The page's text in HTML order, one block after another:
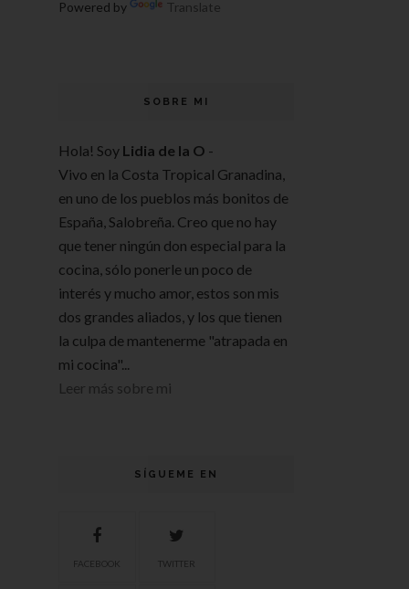
Powered by Translate
SOBRE MI
Hola! Soy Lidia de la O -
Vivo en la Costa Tropical Granadina,
en uno de los pueblos más bonitos de
España, Salobreña. Creo que no hay
que tener ningún don especial para la
cocina, sólo ponerle un poco de
interés y mucho amor, estos son mis
dos grandes aliados, y los que tienen
la culpa de mantenerme "atrapada en
mi cocina"...
Leer más sobre mi
SÍGUEME EN
FACEBOOK TWITTER